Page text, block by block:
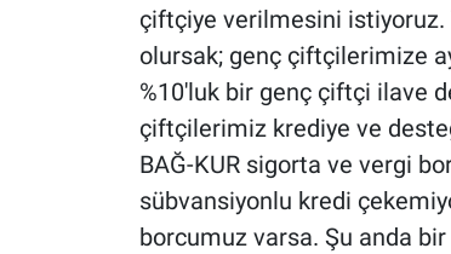
çiftçiye verilmesini istiyoruz.
olursak; genç çiftçilerimize
%10'luk bir genç çiftçi ilave
çiftçilerimiz krediye ve
BAĞ-KUR sigorta ve vergi
sübvansiyonlu kredi
borcumuz varsa. Şu anda